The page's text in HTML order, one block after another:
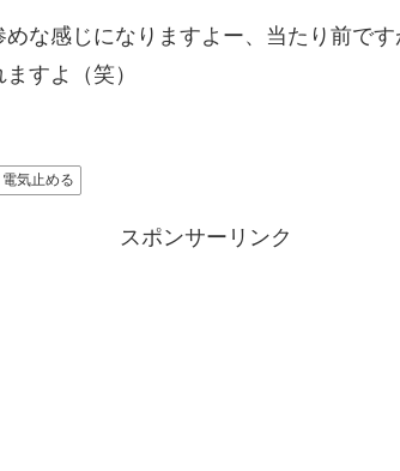
な感じになりますよー、当たり前で
すよ（笑）
電気止める
スポンサーリンク